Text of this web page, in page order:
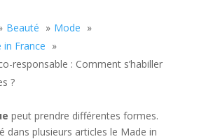
Beauté
Mode
France
responsable : Comment s’habiller
?
peut prendre différentes formes.
dans plusieurs articles le Made in